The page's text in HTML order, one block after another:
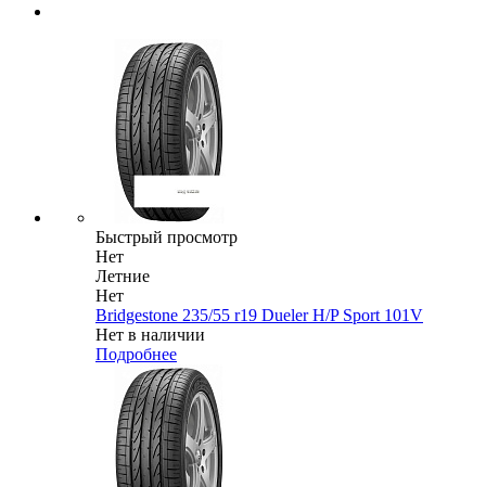
Быстрый просмотр
Нет
Летние
Нет
Bridgestone 235/55 r19 Dueler H/P Sport 101V
Нет в наличии
Подробнее